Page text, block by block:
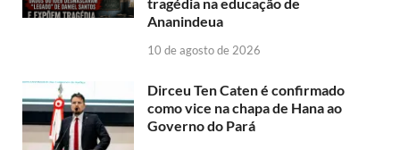
Ananindeua
10 de agosto de 2026
Dirceu Ten Caten é confirmado
como vice na chapa de Hana ao
Governo do Pará